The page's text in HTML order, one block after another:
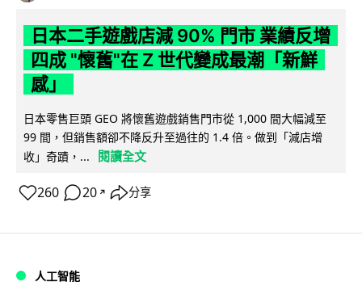
日本二手遊戲店減 90% 門市 業績反增
四成 "懷舊"在 Z 世代變成最潮「新鮮
感」
日本零售巨頭 GEO 將懷舊遊戲銷售門市從 1,000 間大幅減至
99 間，但銷售額卻不降反升至過往的 1.4 倍。做到「減店增
收」奇蹟，...
閱讀全文
260 20 ↗ 分享
人工智能